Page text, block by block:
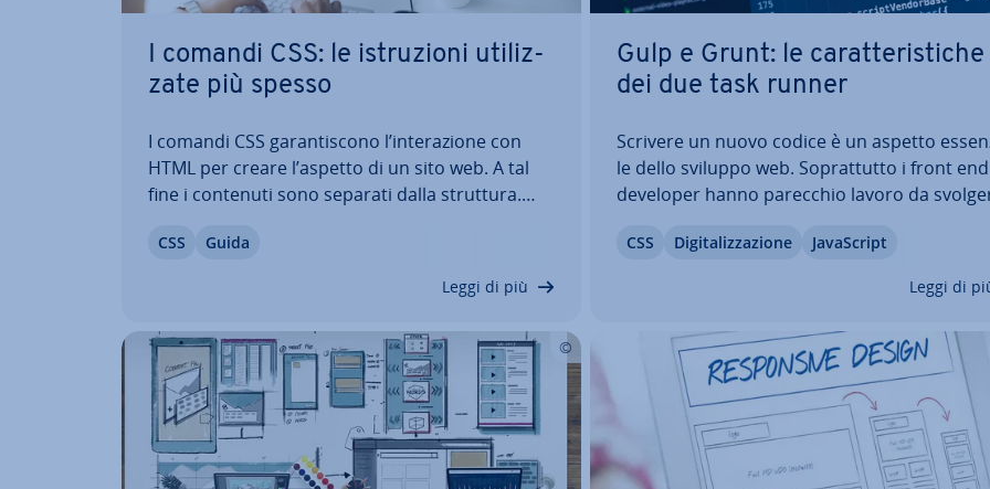
I comandi CSS: le istru­zio­ni uti­liz­
za­te più spesso
I comandi CSS ga­ran­ti­sco­no l’in­te­ra­zio­ne con
HTML per creare l’aspetto di un sito web. A tal
fine i contenuti sono separati dalla struttura.
devono essere integrati in modo pulito nel
CSS Guida
Leggi di più
Gulp e Grunt: le ca­rat­te­ri­sti­che
dei due task runner
Scrivere un nuovo codice è un aspetto
le dello sviluppo web. So­prat­tut­to i front end
developer hanno parecchio lavoro da
presenza su Internet si dovrebbe di­stin­gue­re
CSS Di­gi­ta­liz­za­zio­ne Ja­va­Script
Leggi di